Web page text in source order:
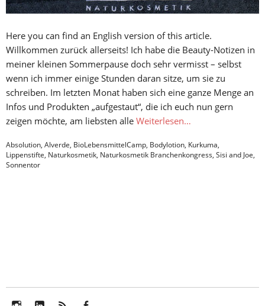
Here you can find an English version of this article.
Willkommen zurück allerseits! Ich habe die Beauty-Notizen in
meiner kleinen Sommerpause doch sehr vermisst – selbst
wenn ich immer einige Stunden daran sitze, um sie zu
schreiben. Im letzten Monat haben sich eine ganze Menge an
Infos und Produkten „aufgestaut“, die ich euch nun gern
zeigen möchte, am liebsten alle Weiterlesen…
Absolution, Alverde, BioLebensmittelCamp, Bodylotion, Kurkuma,
Lippenstifte, Naturkosmetik, Naturkosmetik Branchenkongress, Sisi and Joe,
Sonnentor